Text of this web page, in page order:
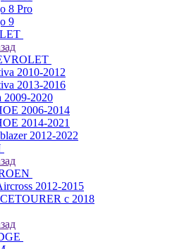
8 Pro
9
2010-2012
2013-2016
2009-2020
2006-2014
2014-2021
2012-2022
2012-2015
с 2018